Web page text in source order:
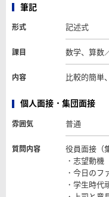
筆記
形式 記述式
課目 数学、算数
内容 比較的簡単
個人面接・集団面接
雰囲気 普通
質問内容
役員面接（
・志望動機
・今日のフ
・学生時代